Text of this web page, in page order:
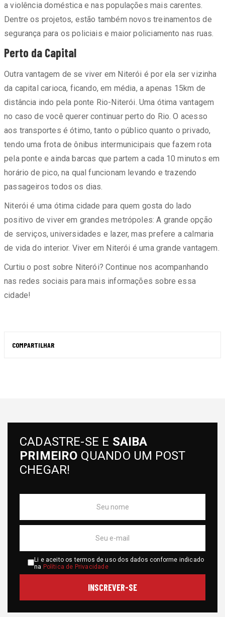
a violência doméstica e nas populações mais carentes.
Dentre os projetos, estão também novos treinamentos de
segurança para os policiais e maior policiamento nas ruas.
Perto da Capital
Outra vantagem de se viver em Niterói é por ela ser vizinha
da capital carioca, ficando, em média, a apenas 15km de
distância indo pela ponte Rio-Niterói. Uma ótima vantagem
no caso de você querer continuar perto do Rio. O acesso
aos transportes é ótimo, tanto o público quanto o privado,
tendo uma frota de ônibus intermunicipais que fazem rota
pela ponte e ainda barcas que partem a cada 10 minutos em
horário de pico, na qual funcionam levando e trazendo
passageiros todos os dias.
Niterói é uma ótima cidade para quem gosta do lado
positivo de viver em grandes metrópoles: A grande opção
de serviços, universidades e lazer, mas prefere a calmaria
de vida do interior. Viver em Niterói é uma grande vantagem.
Curtiu o post sobre Niterói? Continue nos acompanhando
nas redes sociais para mais informações sobre essa
cidade!
COMPARTILHAR
CADASTRE-SE E SAIBA
PRIMEIRO QUANDO UM POST
CHEGAR!
Li e aceito os termos de uso dos dados conforme indicado
na Política de Privacidade